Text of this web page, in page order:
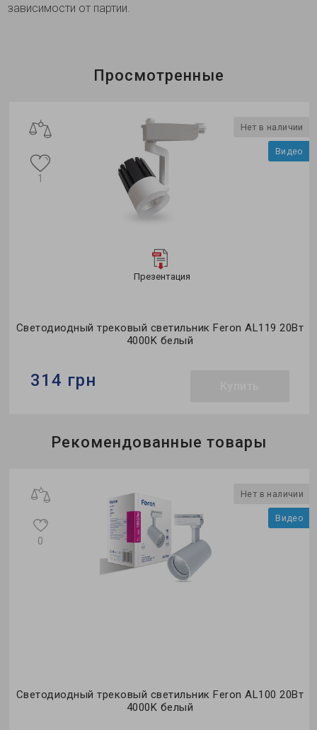
зависимости от партии.
Просмотренные
Нет в наличии
Видео
Презентация
Светодиодный трековый светильник Feron AL119 20Вт
4000K белый
1
314 грн
Бренд:Feron
трековый
Рекомендованные товары
Нет в наличии
Видео
Светодиодный трековый светильник Feron AL100 20Вт
4000K белый
0